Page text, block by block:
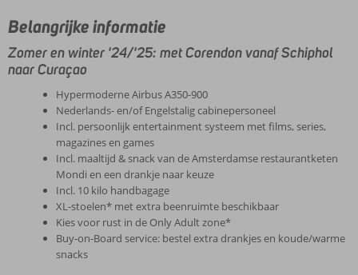
Belangrijke informatie
Zomer en winter '24/'25: met Corendon vanaf Schiphol
naar Curaçao
Hypermoderne Airbus A350-900
Nederlands- en/of Engelstalig cabinepersoneel
Incl. persoonlijk entertainment systeem met films, series,
magazines en games
Incl. maaltijd & snack van de Amsterdamse restaurantketen
Mondi en een drankje naar keuze
Incl. 10 kilo handbagage
XL-stoelen* met extra beenruimte beschikbaar
Kies voor rust in de Only Adult zone*
Buy-on-Board service: bestel extra drankjes en koude/warme
snacks